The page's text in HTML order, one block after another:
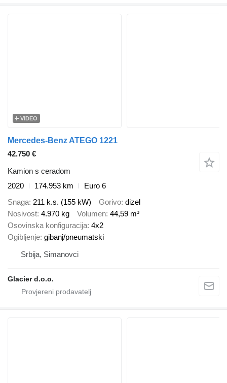
VIDEO
Mercedes-Benz ATEGO 1221
42.750 €
Kamion s ceradom
2020
174.953 km
Euro 6
Snaga 211 k.s. (155 kW) Gorivo dizel
Nosivost 4.970 kg Volumen 44,59 m³
Osovinska konfiguracija 4x2
Ogibljenje gibanj/pneumatski
Srbija, Simanovci
Glacier d.o.o.